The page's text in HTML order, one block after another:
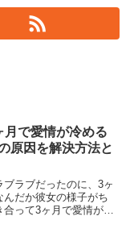
月で愛情が冷める
原因を解決方法と
ラブだったのに、3ヶ
んだか彼女の様子がち
って3ヶ月で愛情が冷